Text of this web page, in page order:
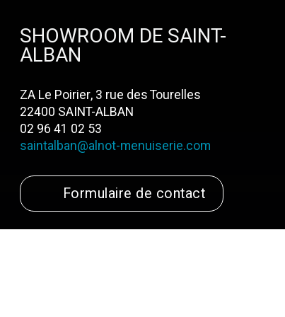
SHOWROOM DE SAINT-
ALBAN
ZA Le Poirier, 3 rue des Tourelles
22400 SAINT-ALBAN
02 96 41 02 53
saintalban@alnot-menuiserie.com
Formulaire de contact